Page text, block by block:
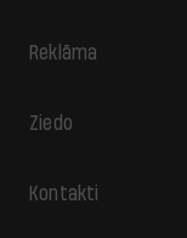
Reklāma
Ziedo
Kontakti